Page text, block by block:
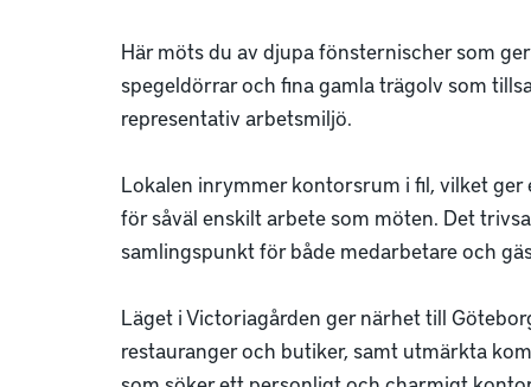
Här möts du av djupa fönsternischer som
spegeldörrar och fina gamla trägolv som
representativ arbetsmiljö.
Lokalen inrymmer kontorsrum i fil, vilket
för såväl enskilt arbete som möten. Det
samlingspunkt för både medarbetare och
Läget i Victoriagården ger närhet till
restauranger och butiker, samt utmärkta